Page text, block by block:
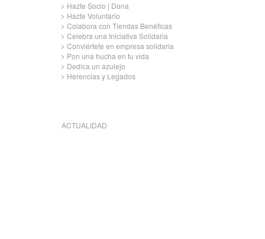
Hazte Socio | Dona
Hazte Voluntario
Colabora con Tiendas Benéficas
Celebra una Iniciativa Solidaria
Conviértete en empresa solidaria
Pon una hucha en tu vida
Dedica un azulejo
Herencias y Legados
ACTUALIDAD